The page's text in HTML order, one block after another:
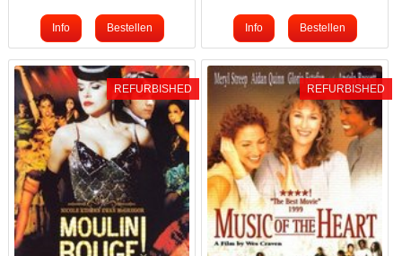
REFURBISHED REFURBISHED